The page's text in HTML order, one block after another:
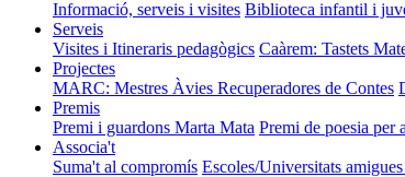
Informació, serveis i visites Biblioteca infantil i
Serveis
Visites i Itineraris pedagògics Caàrem: Tastets
Projectes
MARC: Mestres Àvies Recuperadores de Contes
Premis
Premi i guardons Marta Mata Premi de poesia per
Associa't
Suma't al compromís Escoles/Universitats